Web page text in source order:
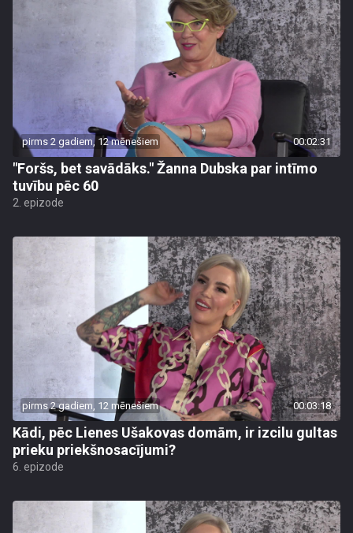
pirms 2 gadiem, 12 mēnešiem 00:02:31
"Foršs, bet savādāks." Žanna Dubska par intīmo
tuvību pēc 60
2. epizode
pirms 2 gadiem, 12 mēnešiem 00:03:18
Kādi, pēc Lienes Ušakovas domām, ir izcilu gultas
prieku priekšnosacījumi?
6. epizode